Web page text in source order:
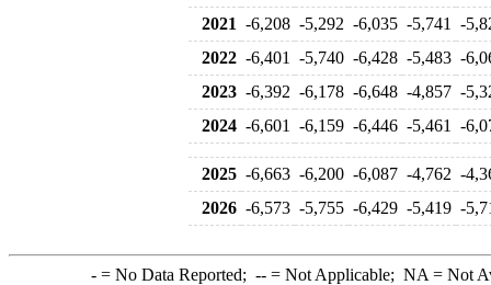
2021 -6,208 -5,292 -6,035 -5,741
-
2022 -6,401 -5,740 -6,428 -5,483 -
2023 -6,392 -6,178 -6,648 -4,857 -
2024 -6,601 -6,159 -6,446 -5,461 -
2025 -6,663 -6,200 -6,087 -4,762 -
2026 -6,573 -5,755 -6,429 -5,419 -
-= No Data Reported; --= Not Applicable; NA = Not